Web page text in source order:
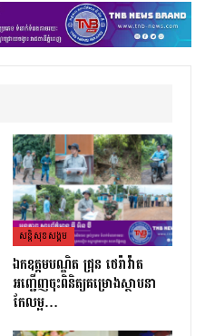
សន្តិសុខសង្គម
ឯកឧត្តមបណ្ឌិត ជ្រុន ថេរ៉ាវ៉ាត
អញ្ជើញចុះពិនិត្យគម្រោងស្ថាបនា
កែលម្អ…